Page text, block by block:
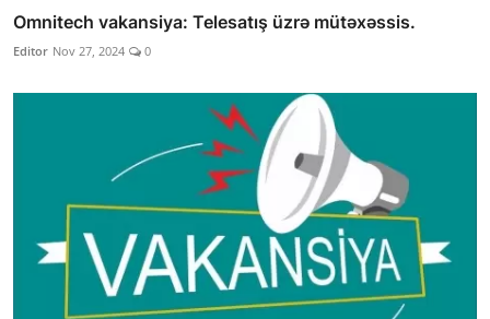
Omnitech vakansiya: Telesatış üzrə mütəxəssis.
Editor Nov 27, 2024 0